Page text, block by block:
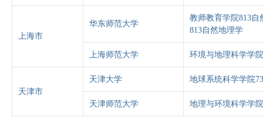
上海市
华东师范大学
教师教育学院813自
813自然地理学
上海师范大学 环境与地理科学学
天津市
天津大学 地球系统科学学院
天津师范大学 地理与环境科学学